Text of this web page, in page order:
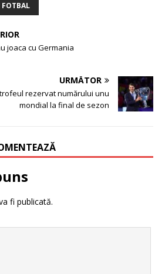
FOTBAL
joaca cu Germania
URMĂTOR
rezervat numărului unu
mondial la final de sezon
fi publicată.